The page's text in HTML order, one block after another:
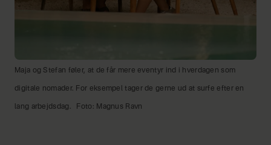
Maja og Stefan føler, at de får mere eventyr ind i hverdagen som
digitale nomader. For eksempel tager de gerne ud at surfe efter en
lang arbejdsdag. Foto: Magnus Ravn